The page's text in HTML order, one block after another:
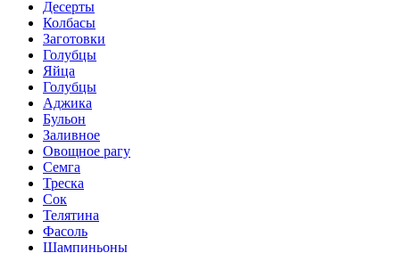
Десерты
Колбасы
Заготовки
Голубцы
Яйца
Голубцы
Аджика
Бульон
Заливное
Овощное рагу
Семга
Треска
Сок
Телятина
Фасоль
Шампиньоны